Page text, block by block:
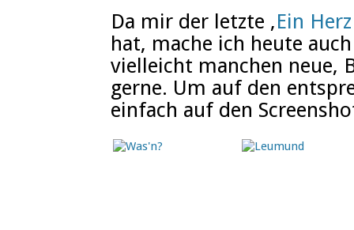
Da mir der letzte ‚Ein
hat, mache ich heute
vielleicht manchen neue,
gerne. Um auf den
einfach auf den